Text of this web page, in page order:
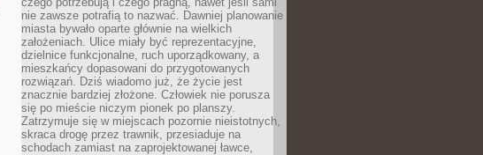
nie zawsze potrafią to nazwać. Dawniej planowanie
miasta bywało oparte głównie na wielkich
założeniach. Ulice miały być reprezentacyjne,
dzielnice funkcjonalne, ruch uporządkowany, a
mieszkańcy dopasowani do przygotowanych
rozwiązań. Dziś wiadomo już, że życie jest
znacznie bardziej złożone. Człowiek nie porusza
się po mieście niczym pionek po planszy.
Zatrzymuje się w miejscach pozornie nieistotnych,
skraca drogę przez trawnik, przesiaduje na
schodach zamiast na zaprojektowanej ławce,